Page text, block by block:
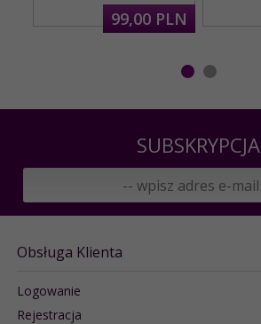
99,00 PLN
SUBSKRYPCJA
Obsługa Klienta
Logowanie
Rejestracja